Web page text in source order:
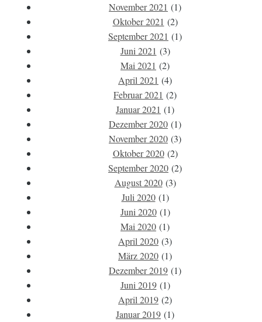
November 2021 (1)
Oktober 2021 (2)
September 2021 (1)
Juni 2021 (3)
Mai 2021 (2)
April 2021 (4)
Februar 2021 (2)
Januar 2021 (1)
Dezember 2020 (1)
November 2020 (3)
Oktober 2020(2)
September 2020 (2)
August 2020(3)
Juli 2020(1)
Juni 2020(1)
Mai 2020 (1)
April 2020 (3)
März 2020 (1)
Dezember 2019 (1)
Juni 2019(1)
April 2019 (2)
Januar 2019 (1)